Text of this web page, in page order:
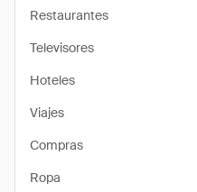
Restaurantes
Televisores
Hoteles
Viajes
Compras
Ropa